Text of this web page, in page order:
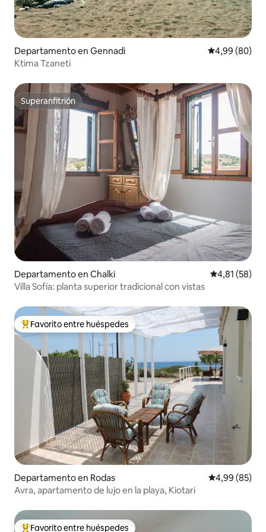
Departamento en Gennadi Calificación
4,99 (80)
Ktima Tzaneti
Superanfitrión
Superanfitrión
Departamento en Chalki Calificación
4,81 (58)
Villa Sofía: planta superior tradicional con vistas
Favorito entre los huéspedes más destacados
Favorito entre huéspedes
Departamento en Rodas Calificación
4,99 (85)
Avra, apartamento de lujo en la playa, Kiotari
Favorito entre huéspedes